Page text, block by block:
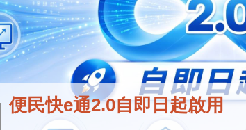
便民快e通2.0自即日起啟用